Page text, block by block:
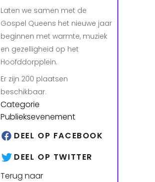
Laten we samen met de
Gospel Queens het nieuwe jaar
beginnen met warmte, muziek
en gezelligheid op het
Hoofddorpplein.
Er zijn 200 plaatsen
beschikbaar.
Categorie
Publieksevenement
DEEL OP FACEBOOK
DEEL OP TWITTER
Terug naar